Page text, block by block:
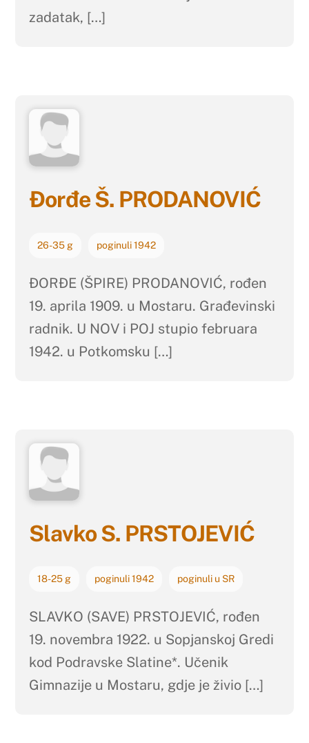
zadatak, […]
Đorđe Š. PRODANOVIĆ
26-35 g poginuli 1942
ĐORĐE (ŠPIRE) PRODANOVIĆ, rođen
19. aprila 1909. u Mostaru. Građevinski
radnik. U NOV i POJ stupio februara
1942. u Potkomsku […]
Slavko S. PRSTOJEVIĆ
18-25 g poginuli 1942 poginuli u SR
SLAVKO (SAVE) PRSTOJEVIĆ, rođen
19. novembra 1922. u Sopjanskoj Gredi
kod Podravske Slatine*. Učenik
Gimnazije u Mostaru, gdje je živio […]